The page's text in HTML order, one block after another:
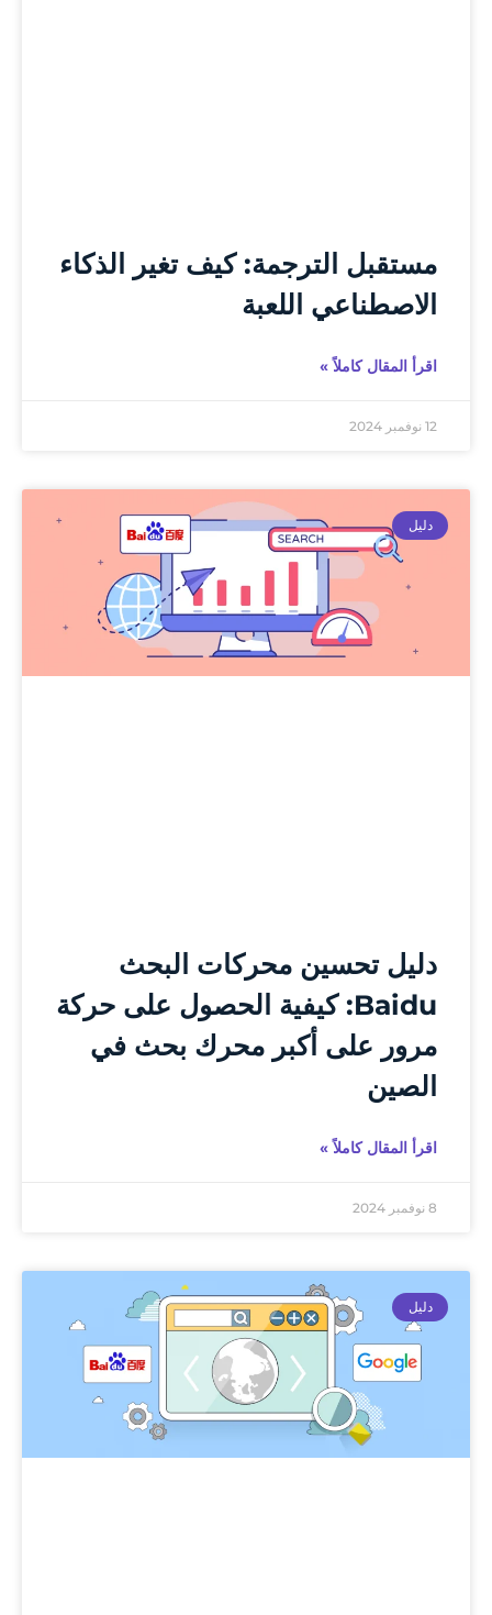
مستقبل الترجمة: كيف تغير الذكاء
الاصطناعي اللعبة
اقرأ المقال كاملاً »
12 نوفمبر 2024
دليل
دليل تحسين محركات البحث
Baidu: كيفية الحصول على حركة
مرور على أكبر محرك بحث في
الصين
اقرأ المقال كاملاً »
8 نوفمبر 2024
دليل